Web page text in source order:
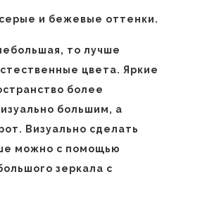
и бежевые оттенки.
то лучше
цвета. Яркие
более
большим, а
Визуально сделать
можно с помощью
зеркала с